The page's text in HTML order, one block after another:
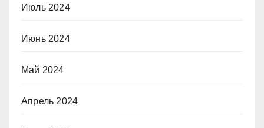
Июль 2024
Июнь 2024
Май 2024
Апрель 2024